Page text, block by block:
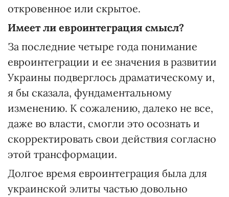
откровенное или скрытое.
Имеет ли евроинтеграция смысл?
За последние четыре года понимание
евроинтеграции и ее значения в развитии
Украины подверглось драматическому и,
я бы сказала, фундаментальному
изменению. К сожалению, далеко не все,
даже во власти, смогли это осознать и
скорректировать свои действия согласно
этой трансформации.
Долгое время евроинтеграция была для
украинской элиты частью довольно